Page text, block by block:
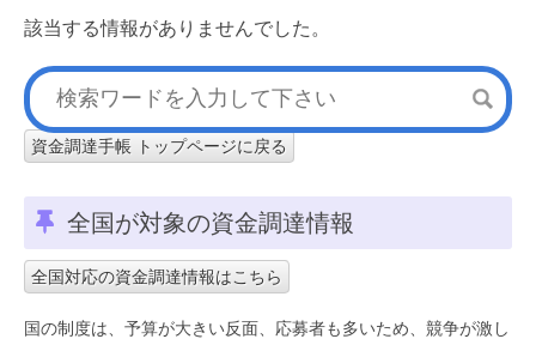
該当する情報がありませんでした。
資金調達手帳 トップページに戻る
全国が対象の資金調達情報
全国対応の資金調達情報はこちら
国の制度は、予算が大きい反面、応募者も多いため、競争が激し